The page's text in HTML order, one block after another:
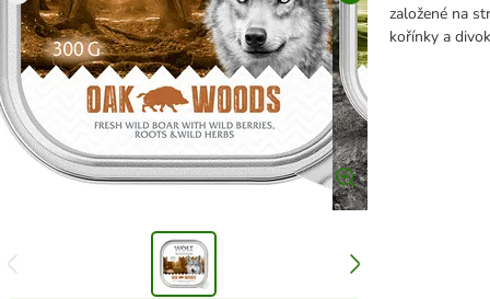
založené na
kořínky a